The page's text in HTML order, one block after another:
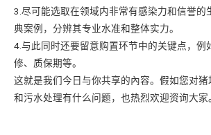
3.尽可能选取在领域内非常有感染力和信誉的
典案例，分辨其专业水准和整体实力。
4.与此同时还要留意购置环节中的关键点，例
修、质保期等。
这就是我们今日与你共享的內容。假如您对
和污水处理有什么问题，也热烈欢迎资询大家